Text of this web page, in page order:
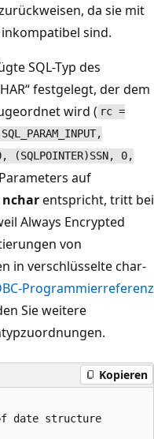
da sie mit
sind.
SQL-Typ des
festgelegt, der dem
wird ( rc =
(SQLPOINTER)SSN, 0,
auf
ncharentspricht, tritt bei
Always Encrypted
von
in verschlüsselte char-
Programmierreferenz
Sie weitere
Kopieren
date structure